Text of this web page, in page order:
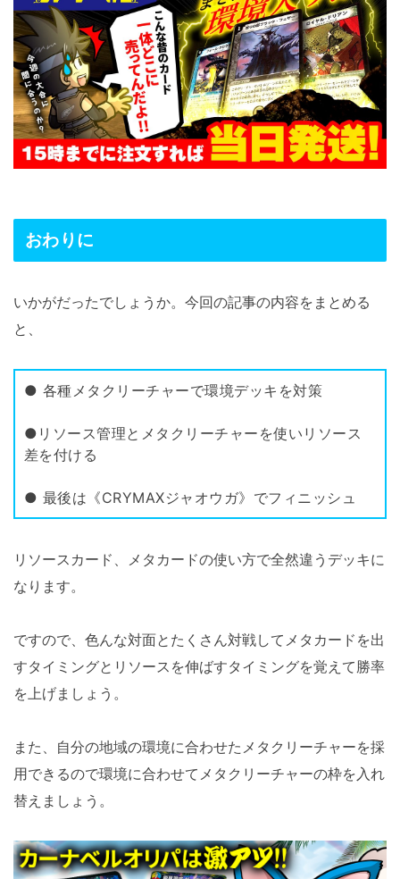
おわりに
いかがだったでしょうか。今回の記事の内容をまとめる
と、
● 各種メタクリーチャーで環境デッキを対策
●リソース管理とメタクリーチャーを使いリソース
差を付ける
● 最後は《CRYMAXジャオウガ》でフィニッシュ
リソースカード、メタカードの使い方で全然違うデッキに
なります。
ですので、色んな対面とたくさん対戦してメタカードを出
すタイミングとリソースを伸ばすタイミングを覚えて勝率
を上げましょう。
また、自分の地域の環境に合わせたメタクリーチャーを採
用できるので環境に合わせてメタクリーチャーの枠を入れ
替えましょう。